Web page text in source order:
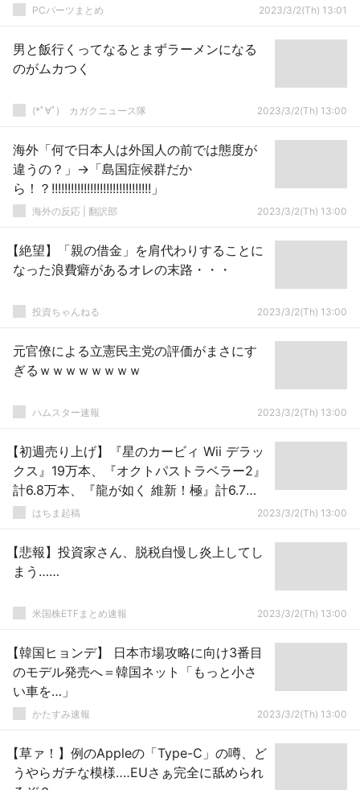
PCパーツまとめ 2023/3/2(Th) 13:01
男と飯行くってなるとまずラーメンになる
のがムカつく
(*ﾟ∀ﾟ)ゞカガクニュース隊 2023/3/2(Th) 13:00
海外「何で日本人は外国人の前では態度が
違うの？」→「島国症候群だか
ら！？!!!!!!!!!!!!!!!!!!!!!!!!!!!!!!!」
海外の反応 | 翻訳部 2023/3/2(Th) 13:00
【絶望】「親の借金」を肩代わりすることに
なった浪費癖があるオレの末路・・・
投資ちゃんねる 2023/3/2(Th) 13:00
元官僚による立憲民主党の評価がまさにす
ぎるｗｗｗｗｗｗｗｗ
ハムスター速報 2023/3/2(Th) 13:00
【初週売り上げ】『星のカービィ Wii デラッ
クス』19万本、『オクトパストラベラー2』
計6.8万本、『龍が如く 維新！極』計6.7万
本！PS5本体はまだまだ好調！
はちま起稿 2023/3/2(Th) 13:00
【悲報】投資家さん、脱税自慢し炎上してし
まう……
米国株ETFまとめ速報 2023/3/2(Th) 13:00
【韓国ヒョンデ】 日本市場攻略に向け3番目
のモデル発売へ＝韓国ネット「もっと小さ
い車を…」
かたすみ速報 2023/3/2(Th) 13:00
【草ァ！】例のAppleの「Type-C」の噂、ど
うやらガチな模様‥‥EUさぁ完全に舐められ